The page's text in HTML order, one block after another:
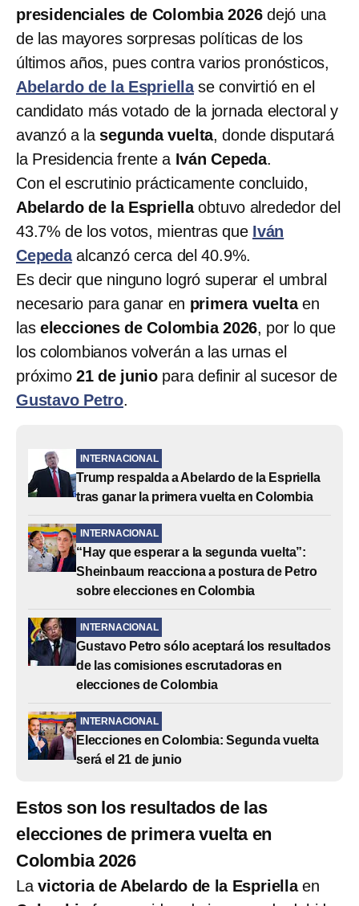
presidenciales de Colombia 2026dejó una
de las mayores sorpresas políticas de los
últimos años, pues contra varios pronósticos,
Abelardo de la Espriellase convirtió en el
candidato más votado de la jornada electoral y
avanzó a la segunda vuelta, donde disputará
la Presidencia frente a Iván Cepeda.
Con el escrutinio prácticamente concluido,
Abelardo de la Espriellaobtuvo alrededor del
43.7% de los votos, mientras que Iván
Cepedaalcanzó cerca del 40.9%.
Es decir que ninguno logró superar el umbral
necesario para ganar en primera vueltaen
laselecciones de Colombia 2026, por lo que
los colombianos volverán a las urnas el
próximo 21 de junio para definir al sucesor de
Gustavo Petro.
INTERNACIONAL
Trump respalda a Abelardo de la Espriella
tras ganar la primera vuelta en Colombia
INTERNACIONAL
“Hay que esperar a la segunda vuelta”:
Sheinbaum reacciona a postura de Petro
sobre elecciones en Colombia
INTERNACIONAL
Gustavo Petro sólo aceptará los resultados
de las comisiones escrutadoras en
elecciones de Colombia
INTERNACIONAL
Elecciones en Colombia: Segunda vuelta
será el 21 de junio
Estos son los resultados de las
elecciones de primera vuelta en
Colombia 2026
La victoria de Abelardo de la Espriellaen